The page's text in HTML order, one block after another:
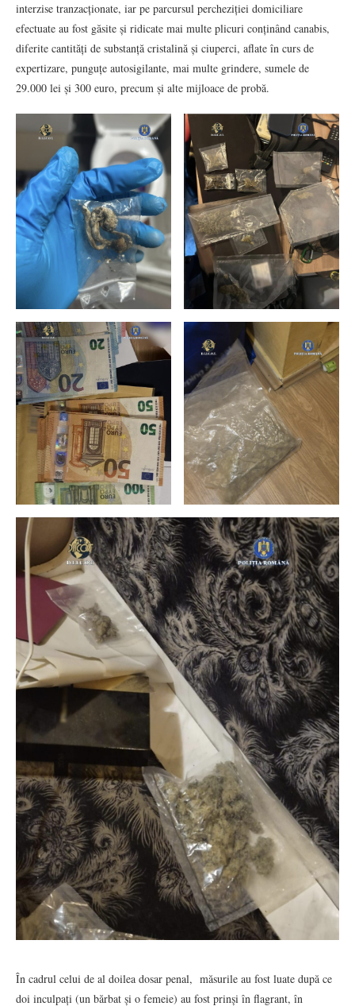
interzise tranzacționate, iar pe parcursul percheziției domiciliare
efectuate au fost găsite și ridicate mai multe plicuri conținând canabis,
diferite cantități de substanță cristalină și ciuperci, aflate în curs de
expertizare, punguțe autosigilante, mai multe grindere, sumele de
29.000 lei și 300 euro, precum și alte mijloace de probă.
În cadrul celui de al doilea dosar penal, măsurile au fost luate după ce
doi inculpați (un bărbat și o femeie) au fost prinși în flagrant, în